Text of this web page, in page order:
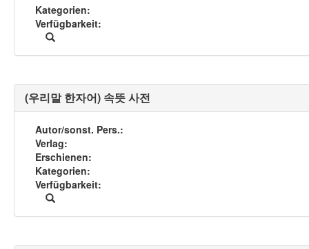
Kategorien
Verfügbarkeit
(우리말 한자어) 속뜻 사전
Autor/sonst. Pers.
Verlag
Erschienen
Kategorien
Verfügbarkeit